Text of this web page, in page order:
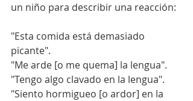
un niño para describir una reacción:
"Esta comida está demasiado
picante".
"Me arde [o me quema] la lengua".
"Tengo algo clavado en la lengua".
"Siento hormigueo [o ardor] en la